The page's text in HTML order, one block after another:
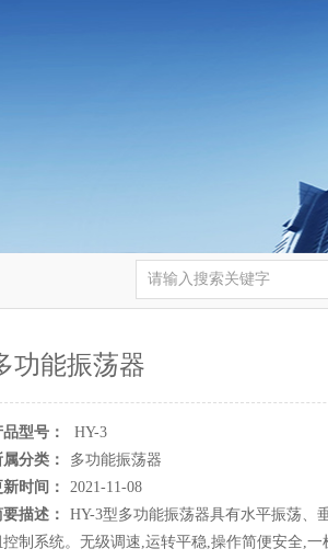
功能振荡器
品型号：
HY-3
属分类：
多功能振荡器
新时间：
2021-11-08
描述：
HY-3型多功能振荡器具有水平振荡、
控制系统。无级调速,运转平稳,操作简便安全,一